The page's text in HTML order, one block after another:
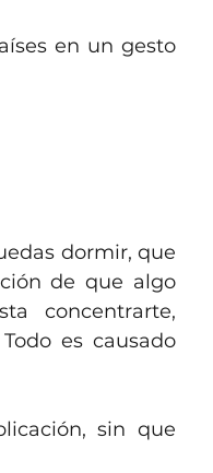
en un gesto
dormir, que
de que algo
concentrarte,
es causado
sin que